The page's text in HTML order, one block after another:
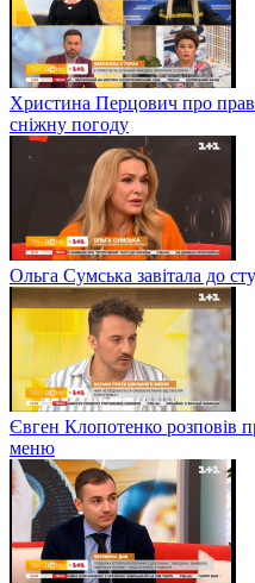
Христина Перцович про
сніжну погоду
Ольга Сумська завітала до
Євген Клопотенко розповів
меню